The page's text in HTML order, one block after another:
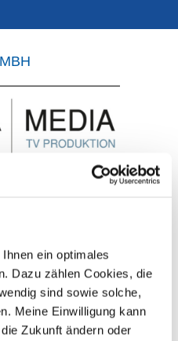
ein optimales
Dazu zählen Cookies, die
sind sowie solche,
Meine Einwilligung kann
Zukunft ändern oder